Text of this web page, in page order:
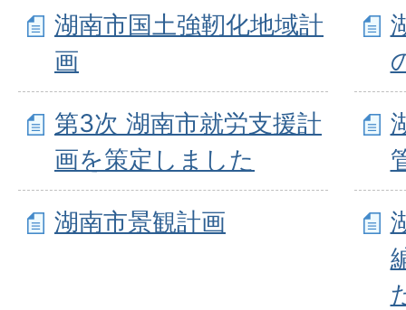
湖南市国土強靭化地域計
画
第3次 湖南市就労支援計
画を策定しました
湖南市景観計画